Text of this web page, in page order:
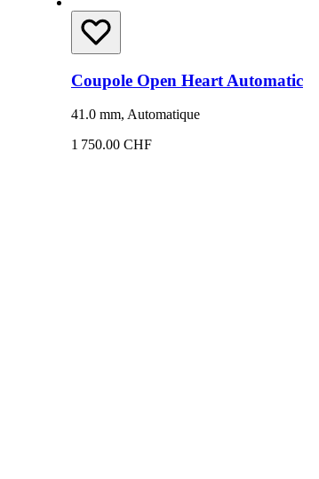
Coupole Open Heart Automatic
41.0 mm, Automatique
1 750.00 CHF